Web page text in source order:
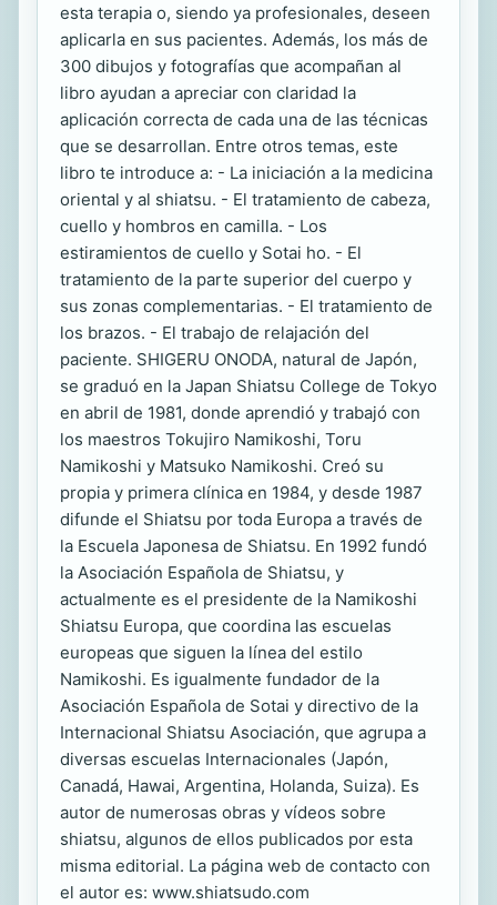
esta terapia o, siendo ya profesionales, deseen
aplicarla en sus pacientes. Además, los más de
300 dibujos y fotografías que acompañan al
libro ayudan a apreciar con claridad la
aplicación correcta de cada una de las técnicas
que se desarrollan. Entre otros temas, este
libro te introduce a: - La iniciación a la medicina
oriental y al shiatsu. - El tratamiento de cabeza,
cuello y hombros en camilla. - Los
estiramientos de cuello y Sotai ho. - El
tratamiento de la parte superior del cuerpo y
sus zonas complementarias. - El tratamiento de
los brazos. - El trabajo de relajación del
paciente. SHIGERU ONODA, natural de Japón,
se graduó en la Japan Shiatsu College de Tokyo
en abril de 1981, donde aprendió y trabajó con
los maestros Tokujiro Namikoshi, Toru
Namikoshi y Matsuko Namikoshi. Creó su
propia y primera clínica en 1984, y desde 1987
difunde el Shiatsu por toda Europa a través de
la Escuela Japonesa de Shiatsu. En 1992 fundó
la Asociación Española de Shiatsu, y
actualmente es el presidente de la Namikoshi
Shiatsu Europa, que coordina las escuelas
europeas que siguen la línea del estilo
Namikoshi. Es igualmente fundador de la
Asociación Española de Sotai y directivo de la
Internacional Shiatsu Asociación, que agrupa a
diversas escuelas Internacionales (Japón,
Canadá, Hawai, Argentina, Holanda, Suiza). Es
autor de numerosas obras y vídeos sobre
shiatsu, algunos de ellos publicados por esta
misma editorial. La página web de contacto con
el autor es: www.shiatsudo.com